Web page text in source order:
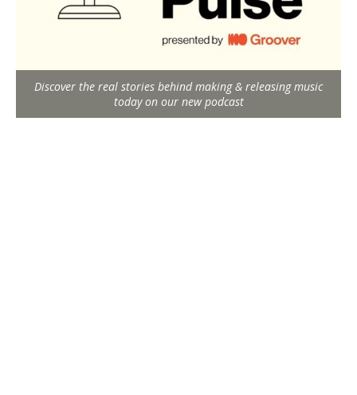
Discover the real stories behind making & releasing music
today on our new podcast